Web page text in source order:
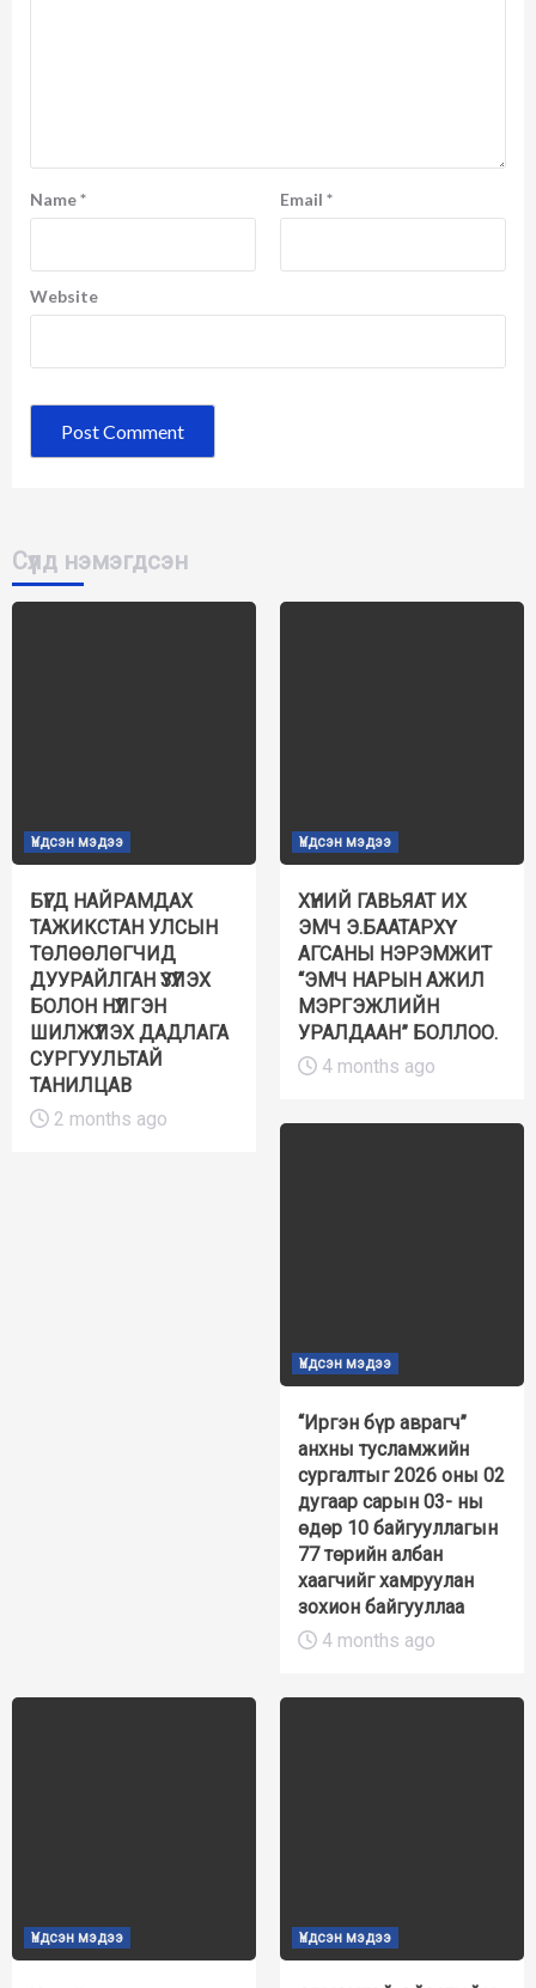
Name* Email *
Website
Сүүлд нэмэгдсэн
Үндсэн мэдээ
БҮГД НАЙРАМДАХ
ТАЖИКСТАН УЛСЫН
ТӨЛӨӨЛӨГЧИД
ДУУРАЙЛГАН ҮЗҮҮЛЭХ
БОЛОН НҮҮЛГЭН
ШИЛЖҮҮЛЭХ ДАДЛАГА
СУРГУУЛЬТАЙ
ТАНИЛЦАВ
2 months ago
Үндсэн мэдээ
ХҮНИЙ ГАВЬЯАТ ИХ
ЭМЧ Э.БААТАРХҮҮ
АГСАНЫ НЭРЭМЖИТ
“ЭМЧ НАРЫН АЖИЛ
МЭРГЭЖЛИЙН
УРАЛДААН” БОЛЛОО.
4 months ago
Үндсэн мэдээ
“Иргэн бүр аврагч”
анхны тусламжийн
сургалтыг 2026 оны 02
дугаар сарын 03- ны
өдөр 10 байгууллагын
77 төрийн албан
хаагчийг хамруулан
зохион байгууллаа
4 months ago
Үндсэн мэдээ Үндсэн мэдээ